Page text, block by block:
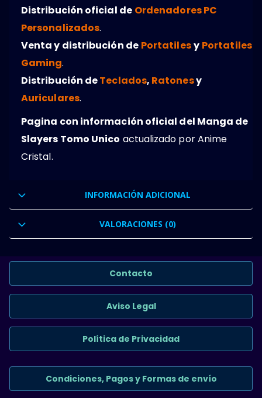
Distribución oficial de Ordenadores PC
Personalizados.
Venta y distribución de Portatilesy Portatiles
Gaming.
Distribución deTeclados, Ratonesy
Auriculares.
Pagina con información oficial del Manga de
Slayers Tomo Unico actualizado por Anime
Cristal.
INFORMACIÓN ADICIONAL
VALORACIONES (0)
Contacto
Aviso Legal
Política de Privacidad
Condiciones, Pagos y Formas de envío